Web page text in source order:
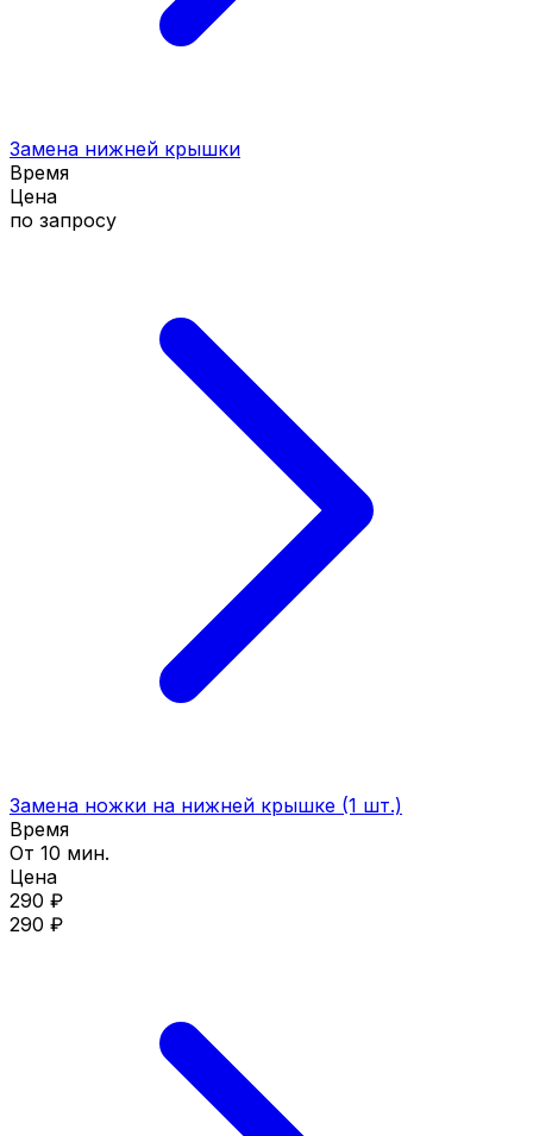
Замена нижней крышки
Время
Цена
по запросу
Замена ножки на нижней крышке (1 шт.)
Время
От 10 мин.
Цена
290 ₽
290 ₽